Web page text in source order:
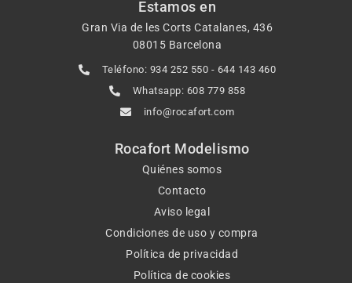
Estamos en
Gran Via de les Corts Catalanes, 436
08015 Barcelona
Teléfono: 934 252 550 - 644 143 460
Whatsapp: 608 779 858
info@rocafort.com
Rocafort Modelismo
Quiénes somos
Contacto
Aviso legal
Condiciones de uso y compra
Política de privacidad
Política de cookies